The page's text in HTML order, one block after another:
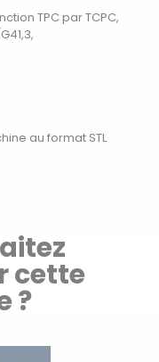
TPC par TCPC,
au format STL
cette
?